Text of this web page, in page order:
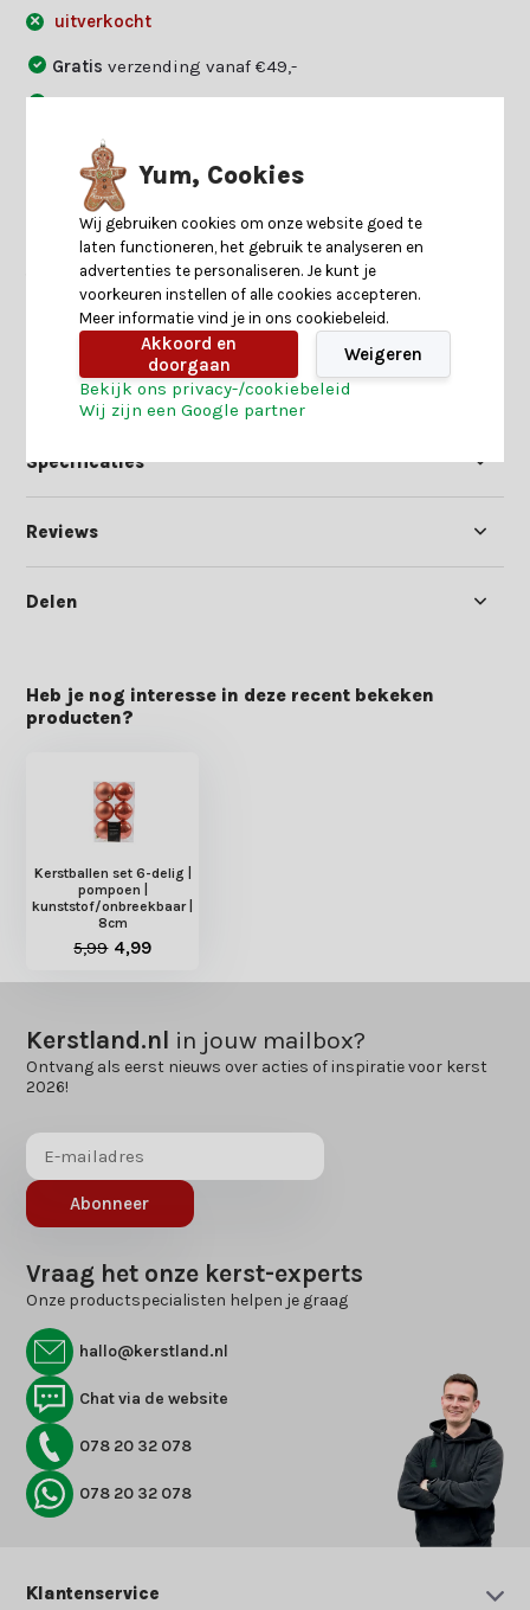
uitverkocht
Gratisverzending vanaf €49,-
9,0klantwaardering uit4.000+reviews
dagen uitproberen
Betaal zoals jij dat wilt:vooraf
Twijfel je of dit jouw match is?
Beantwoord enkele vragen en
we vinden jouw match.
Start keuzehulp
Productomschrijving
Specificaties
Reviews
Delen
Heb je nog interesse in deze recent bekeken
producten?
Kerstballen set 6-delig |
pompoen |
kunststof/onbreekbaar |
8cm
5,99 4,99
Kerstland.nl in jouw mailbox?
Ontvang als eerst nieuws over acties of inspiratie voor kerst
2026!
Abonneer
Vraag het onze kerst-experts
Onze productspecialisten helpen je graag
hallo@kerstland.nl
Chat via de website
078 20 32 078
078 20 32 078
Klantenservice
Yum, Cookies
Wij gebruiken cookies om onze website goed te
laten functioneren, het gebruik te analyseren en
advertenties te personaliseren. Je kunt je
voorkeuren instellen of alle cookies accepteren.
Meer informatie vind je in ons cookiebeleid.
Akkoord en
doorgaan
Weigeren
Bekijk ons privacy-/cookiebeleid
Wij zijn een Google partner